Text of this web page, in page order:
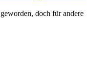
doch für andere